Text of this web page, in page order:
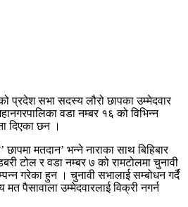
प्रदेश सभा सदस्य लौरो छापका उम्मेदवार
वडा नम्बर १६ को विभिन्न
दिएका छन ।
छापमा मतदान’ भन्ने नाराका साथ बिहिबार
टोल र वडा नम्बर ७ को रामटोलमा चुनावी
गरेका हुन । चुनावी सभालाई सम्बोधन गर्दै
पैसावाला उम्मेदवारलाई विक्री नगर्न